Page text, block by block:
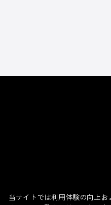
当サイトでは利用体験の向上